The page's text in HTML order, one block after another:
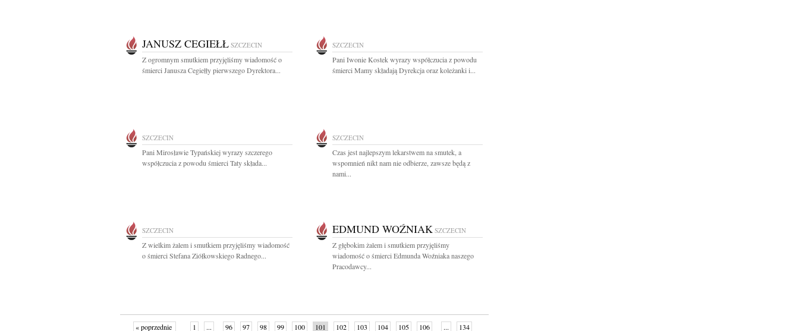
JANUSZ CEGIEŁŁ SZCZECIN
Z ogromnym smutkiem przyjęliśmy wiadomość o
śmierci Janusza Cegiełły pierwszego Dyrektora...
SZCZECIN
Pani Iwonie Kostek wyrazy współczucia z powodu
śmierci Mamy składają Dyrekcja oraz koleżanki i...
SZCZECIN
Pani Mirosławie Typańskiej wyrazy szczerego
współczucia z powodu śmierci Taty składa...
SZCZECIN
Czas jest najlepszym lekarstwem na smutek, a
wspomnień nikt nam nie odbierze, zawsze będą z
nami...
SZCZECIN
Z wielkim żalem i smutkiem przyjęliśmy wiadomość
o śmierci Stefana Ziółkowskiego Radnego...
EDMUND WOŹNIAK SZCZECIN
Z głębokim żalem i smutkiem przyjęliśmy
wiadomość o śmierci Edmunda Woźniaka naszego
Pracodawcy...
« poprzednie 1 ... 96 97 98 99 100 101 102 103 104 105 106 ... 134